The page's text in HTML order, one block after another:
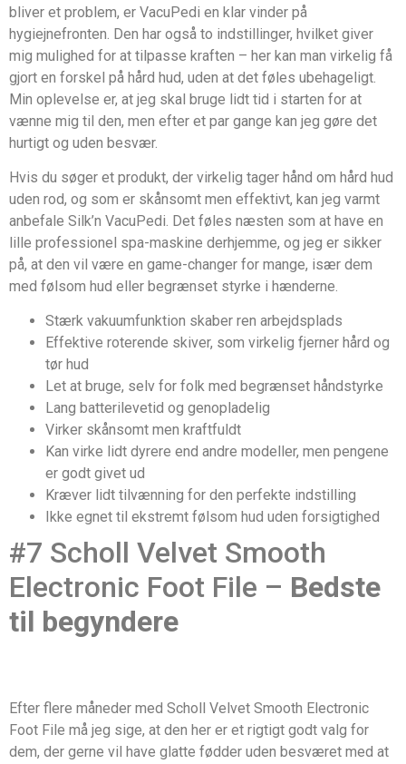
bliver et problem, er VacuPedi en klar vinder på
hygiejnefronten. Den har også to indstillinger, hvilket giver
mig mulighed for at tilpasse kraften – her kan man virkelig få
gjort en forskel på hård hud, uden at det føles ubehageligt.
Min oplevelse er, at jeg skal bruge lidt tid i starten for at
vænne mig til den, men efter et par gange kan jeg gøre det
hurtigt og uden besvær.
Hvis du søger et produkt, der virkelig tager hånd om hård hud
uden rod, og som er skånsomt men effektivt, kan jeg varmt
anbefale Silk’n VacuPedi. Det føles næsten som at have en
lille professionel spa-maskine derhjemme, og jeg er sikker
på, at den vil være en game-changer for mange, især dem
med følsom hud eller begrænset styrke i hænderne.
Stærk vakuumfunktion skaber ren arbejdsplads
Effektive roterende skiver, som virkelig fjerner hård og
tør hud
Let at bruge, selv for folk med begrænset håndstyrke
Lang batterilevetid og genopladelig
Virker skånsomt men kraftfuldt
Kan virke lidt dyrere end andre modeller, men pengene
er godt givet ud
Kræver lidt tilvænning for den perfekte indstilling
Ikke egnet til ekstremt følsom hud uden forsigtighed
#7 Scholl Velvet Smooth
Electronic Foot File – Bedste
til begyndere
Efter flere måneder med Scholl Velvet Smooth Electronic
Foot File må jeg sige, at den her er et rigtigt godt valg for
dem, der gerne vil have glatte fødder uden besværet med at